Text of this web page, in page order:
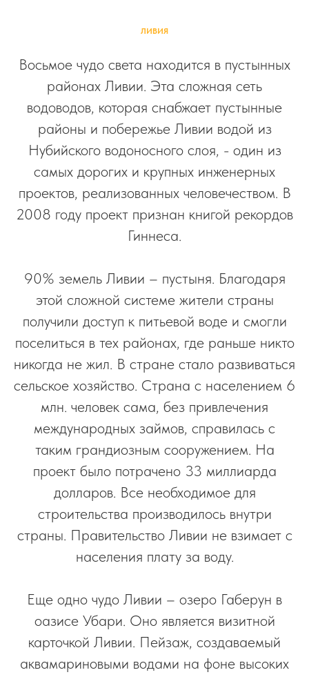
ЛИВИЯ
Восьмое чудо света находится в пустынных
районах Ливии. Эта сложная сеть
водоводов, которая снабжает пустынные
районы и побережье Ливии водой из
Нубийского водоносного слоя, - один из
самых дорогих и крупных инженерных
проектов, реализованных человечеством. В
2008 году проект признан книгой рекордов
Гиннеса.
90% земель Ливии – пустыня. Благодаря
этой сложной системе жители страны
получили доступ к питьевой воде и смогли
поселиться в тех районах, где раньше никто
никогда не жил. В стране стало развиваться
сельское хозяйство. Страна с населением 6
млн. человек сама, без привлечения
международных займов, справилась с
таким грандиозным сооружением. На
проект было потрачено 33 миллиарда
долларов. Все необходимое для
строительства производилось внутри
страны. Правительство Ливии не взимает с
населения плату за воду.
Еще одно чудо Ливии – озеро Габерун в
оазисе Убари. Оно является визитной
карточкой Ливии. Пейзаж, создаваемый
аквамариновыми водами на фоне высоких